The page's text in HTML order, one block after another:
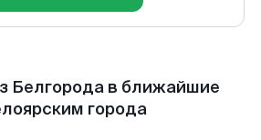
Белгорода в ближайшие
города